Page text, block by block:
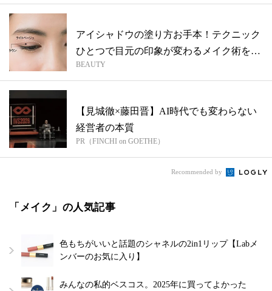
アイシャドウの塗り方お手本！テクニック
ひとつで目元の印象が変わるメイク術を伝
授
BEAUTY
【見城徹×藤田晋】AI時代でも変わらない
経営者の本質
PR（FINCHI on GOETHE）
Recommended by
「メイク」の人気記事
色もちがいいと話題のシャネルの2in1リップ【Labメ
ンバーのお気に入り】
みんなの私的ベスコス。2025年に買ってよかった